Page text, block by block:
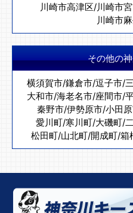
川崎市高津区/川崎市
川崎市
その他の
横須賀市/鎌倉市/逗子市/
大和市/海老名市/座間市/
秦野市/伊勢原市/小田
愛川町/寒川町/大磯町/
松田町/山北町/開成町/箱